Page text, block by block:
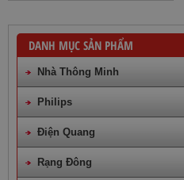
DANH MỤC SẢN PHẨM
Nhà Thông Minh
Philips
Điện Quang
Rạng Đông